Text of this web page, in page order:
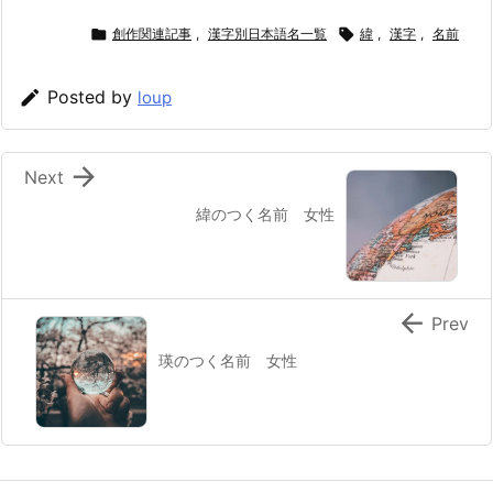
 創作関連記事 , 漢字別日本語名一覧  緯 , 漢字 , 名前
 Posted by loup
緯のつく名前 女性

Next
瑛のつく名前 女性
 Prev